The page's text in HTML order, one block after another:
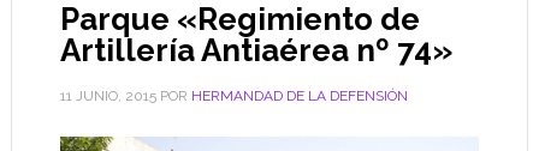
Parque «Regimiento de
Artillería Antiaérea nº 74»
11 JUNIO, 2015POR HERMANDAD DE LA DEFENSIÓN